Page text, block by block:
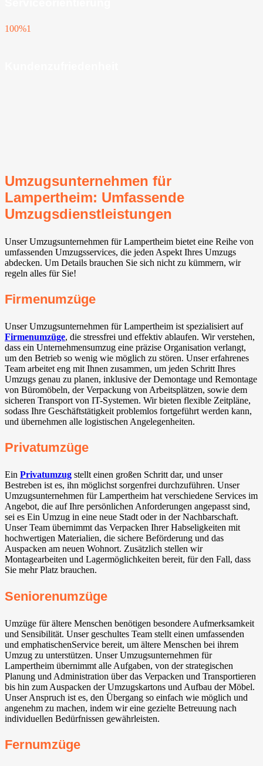
100%1
Umzugsunternehmen für
Lampertheim: Umfassende
Umzugsdienstleistungen
Unser Umzugsunternehmen für Lampertheim bietet eine Reihe von
umfassenden Umzugsservices, die jeden Aspekt Ihres Umzugs
abdecken. Um Details brauchen Sie sich nicht zu kümmern, wir
regeln alles für Sie!
Firmenumzüge
Unser Umzugsunternehmen für Lampertheim ist spezialisiert auf
Firmenumzüge, die stressfrei und effektiv ablaufen. Wir verstehen,
dass ein Unternehmensumzug eine präzise Organisation verlangt,
um den Betrieb so wenig wie möglich zu stören. Unser erfahrenes
Team arbeitet eng mit Ihnen zusammen, um jeden Schritt Ihres
Umzugs genau zu planen, inklusive der Demontage und Remontage
von Büromöbeln, der Verpackung von Arbeitsplätzen, sowie dem
sicheren Transport von IT-Systemen. Wir bieten flexible Zeitpläne,
sodass Ihre Geschäftstätigkeit problemlos fortgeführt werden kann,
und übernehmen alle logistischen Angelegenheiten.
Privatumzüge
Ein Privatumzug stellt einen großen Schritt dar, und unser
Bestreben ist es, ihn möglichst sorgenfrei durchzuführen. Unser
Umzugsunternehmen für Lampertheim hat verschiedene Services im
Angebot, die auf Ihre persönlichen Anforderungen angepasst sind,
sei es Ein Umzug in eine neue Stadt oder in der Nachbarschaft.
Unser Team übernimmt das Verpacken Ihrer Habseligkeiten mit
hochwertigen Materialien, die sichere Beförderung und das
Auspacken am neuen Wohnort. Zusätzlich stellen wir
Montagearbeiten und Lagermöglichkeiten bereit, für den Fall, dass
Sie mehr Platz brauchen.
Seniorenumzüge
Umzüge für ältere Menschen benötigen besondere Aufmerksamkeit
und Sensibilität. Unser geschultes Team stellt einen umfassenden
und emphatischenService bereit, um ältere Menschen bei ihrem
Umzug zu unterstützen. Unser Umzugsunternehmen für
Lampertheim übernimmt alle Aufgaben, von der strategischen
Planung und Administration über das Verpacken und Transportieren
bis hin zum Auspacken der Umzugskartons und Aufbau der Möbel.
Unser Anspruch ist es, den Übergang so einfach wie möglich und
angenehm zu machen, indem wir eine gezielte Betreuung nach
individuellen Bedürfnissen gewährleisten.
Fernumzüge